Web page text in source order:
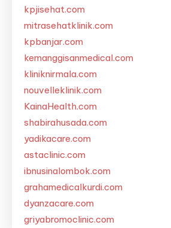
kpjisehat.com
mitrasehatklinik.com
kpbanjar.com
kemanggisanmedical.com
kliniknirmala.com
nouvelleklinik.com
KainaHealth.com
shabirahusada.com
yadikacare.com
astaclinic.com
ibnusinalombok.com
grahamedicalkurdi.com
dyanzacare.com
griyabromoclinic.com